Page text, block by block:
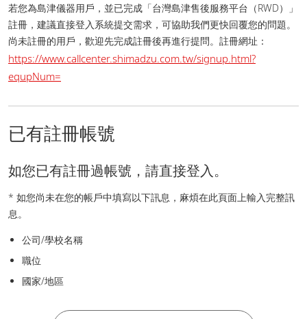
若您為島津儀器用戶，並已完成「台灣島津售後服務平台（RWD）」
註冊，建議直接登入系統提交需求，可協助我們更快回覆您的問題。
尚未註冊的用戶，歡迎先完成註冊後再進行提問。 註冊網址：
https://www.callcenter.shimadzu.com.tw/signup.html?
equpNum=
已有註冊帳號
如您已有註冊過帳號，請直接登入。
* 如您尚未在您的帳戶中填寫以下訊息，麻煩在此頁面上輸入完整訊
息。
公司/學校名稱
職位
國家/地區